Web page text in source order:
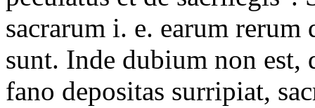
sacrarum i. e. earum
sunt. Inde dubium non
fano depositas surripiat,